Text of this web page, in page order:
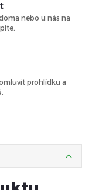
nebo u nás na
prohlídku a